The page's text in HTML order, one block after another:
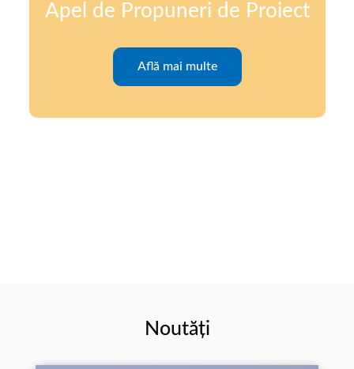
Apel de Propuneri de Proiect
Află mai multe
Noutăți